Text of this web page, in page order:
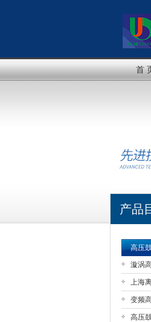
上海市梁瑾
首
产品
高压
漩涡
上海
变频
高压